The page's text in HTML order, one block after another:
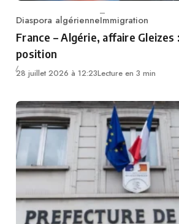
Category
Diaspora algérienneImmigration
France – Algérie, affaire Gleizes
position
28 juillet 2026 à 12:23Lecture en 3 min